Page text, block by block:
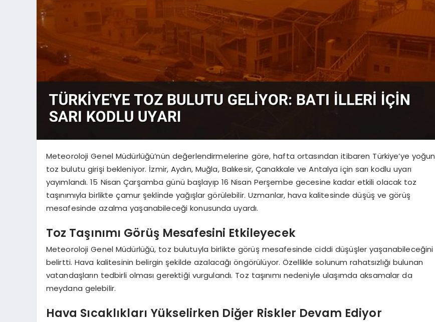
Meteoroloji Genel Müdürlüğü’nün değerlendirmelerine göre, hafta ortasından itibaren Türkiye’ye yoğun
toz bulutu girişi bekleniyor. İzmir, Aydın, Muğla, Balıkesir, Çanakkale ve Antalya için sarı kodlu uyarı
yayımlandı. 15 Nisan Çarşamba günü başlayıp 16 Nisan Perşembe gecesine kadar etkili olacak toz
taşınımıyla birlikte çamur şeklinde yağışlar görülebilir. Uzmanlar, hava kalitesinde düşüş ve görüş
mesafesinde azalma yaşanabileceği konusunda uyardı.
Toz Taşınımı Görüş Mesafesini Etkileyecek
Meteoroloji Genel Müdürlüğü, toz bulutuyla birlikte görüş mesafesinde ciddi düşüşler yaşanabileceğini
belirtti. Hava kalitesinin belirgin şekilde azalacağı öngörülüyor. Özellikle solunum rahatsızlığı bulunan
vatandaşların tedbirli olması gerektiği vurgulandı. Toz taşınımı nedeniyle ulaşımda aksamalar da
meydana gelebilir.
Hava Sıcaklıkları Yükselirken Diğer Riskler Devam Ediyor